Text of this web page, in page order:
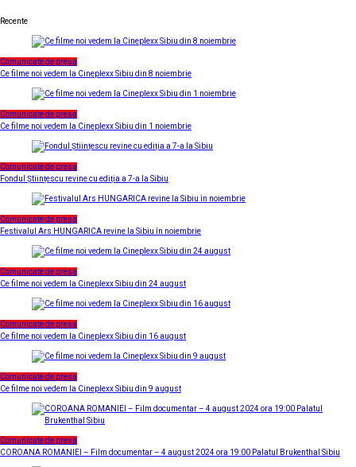
Recente
Comunicate de presa
Ce filme noi vedem la Cineplexx Sibiu din 8 noiembrie
Comunicate de presa
Ce filme noi vedem la Cineplexx Sibiu din 1 noiembrie
Comunicate de presa
Fondul Științescu revine cu ediția a 7-a la Sibiu
Comunicate de presa
Festivalul Ars HUNGARICA revine la Sibiu în noiembrie
Comunicate de presa
Ce filme noi vedem la Cineplexx Sibiu din 24 august
Comunicate de presa
Ce filme noi vedem la Cineplexx Sibiu din 16 august
Comunicate de presa
Ce filme noi vedem la Cineplexx Sibiu din 9 august
Comunicate de presa
COROANA ROMANIEI – Film documentar – 4 august 2024 ora 19:00 Palatul Brukenthal Sibiu